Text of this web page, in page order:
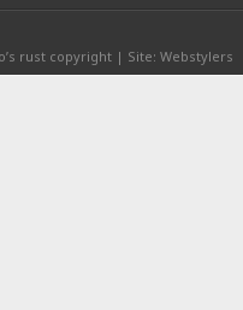
rust copyright | Site: Webstylers